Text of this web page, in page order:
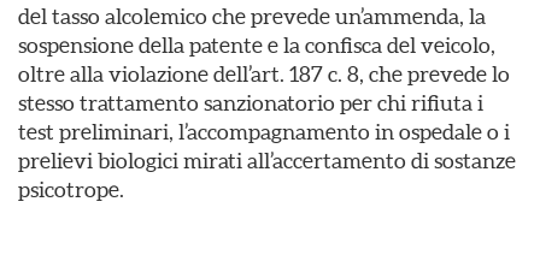
del tasso alcolemico che prevede un’ammenda, la
sospensione della patente e la confisca del veicolo,
oltre alla violazione dell’art. 187 c. 8, che prevede lo
stesso trattamento sanzionatorio per chi rifiuta i
test preliminari, l’accompagnamento in ospedale o i
prelievi biologici mirati all’accertamento di sostanze
psicotrope.